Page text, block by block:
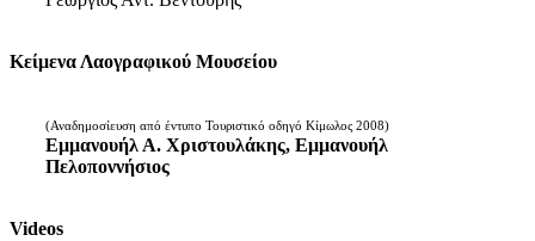
Κείμενα Λαογραφικού Μουσείου
(Αναδημοσίευση από έντυπο Τουριστικό οδηγό Κίμωλος 2008)
Εμμανουήλ Α. Χριστουλάκης, Εμμανουήλ
Πελοποννήσιος
Videos